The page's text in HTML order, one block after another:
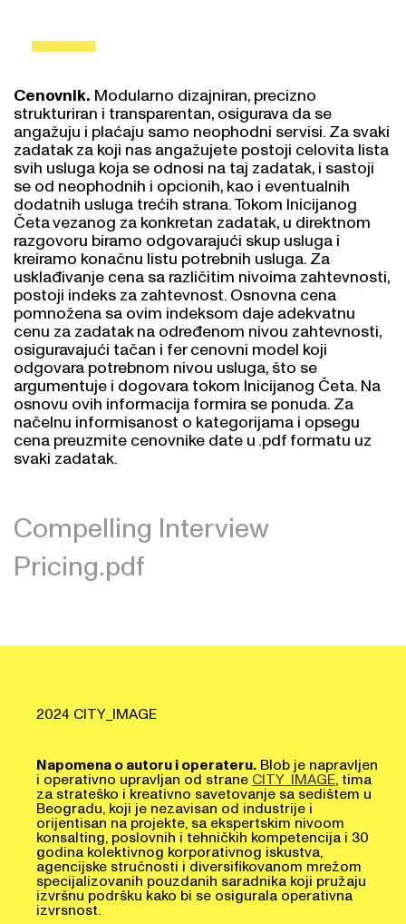
Cenovnik.Modularno dizajniran, precizno
strukturiran i transparentan, osigurava da se
angažuju i plaćaju samo neophodni servisi. Za svaki
zadatak za koji nas angažujete postoji celovita lista
svih usluga koja se odnosi na taj zadatak, i sastoji
se od neophodnih i opcionih, kao i eventualnih
dodatnih usluga trećih strana. Tokom Inicijanog
Četa vezanog za konkretan zadatak, u direktnom
razgovoru biramo odgovarajući skup usluga i
kreiramo konačnu listu potrebnih usluga. Za
usklađivanje cena sa različitim nivoima zahtevnosti,
postoji indeks za zahtevnost. Osnovna cena
pomnožena sa ovim indeksom daje adekvatnu
cenu za zadatak na određenom nivou zahtevnosti,
osiguravajući tačan i fer cenovni model koji
odgovara potrebnom nivou usluga, što se
argumentuje i dogovara tokom Inicijanog Četa. Na
osnovu ovih informacija formira se ponuda. Za
načelnu informisanost o kategorijama i opsegu
cena preuzmite cenovnike date u .pdf formatu uz
svaki zadatak.
Compelling Interview
Pricing.pdf
2024 CITY_IMAGE
Napomena o autoru i operateru.Blob je napravljen
i operativno upravljan od straneCITY_IMAGE, tima
za strateško i kreativno savetovanje sa sedištem u
Beogradu, koji je nezavisan od industrije i
orijentisan na projekte, sa ekspertskim nivoom
konsalting, poslovnih i tehničkih kompetencija i 30
godina kolektivnog korporativnog iskustva,
agencijske stručnosti i diversifikovanom mrežom
specijalizovanih pouzdanih saradnika koji pružaju
izvršnu podršku kako bi se osigurala operativna
izvrsnost.